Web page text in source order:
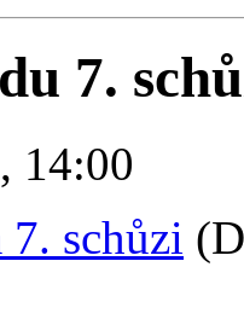
7.
14:00
7. schůzi